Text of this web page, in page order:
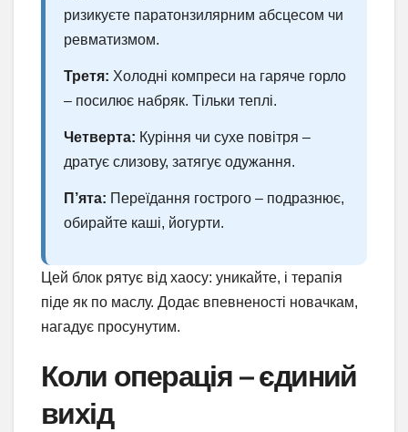
ризикуєте паратонзилярним абсцесом чи
ревматизмом.
Третя: Холодні компреси на гаряче горло
– посилює набряк. Тільки теплі.
Четверта: Куріння чи сухе повітря –
дратує слизову, затягує одужання.
П’ята: Переїдання гострого – подразнює,
обирайте каші, йогурти.
Цей блок рятує від хаосу: уникайте, і терапія
піде як по маслу. Додає впевненості новачкам,
нагадує просунутим.
Коли операція – єдиний
вихід